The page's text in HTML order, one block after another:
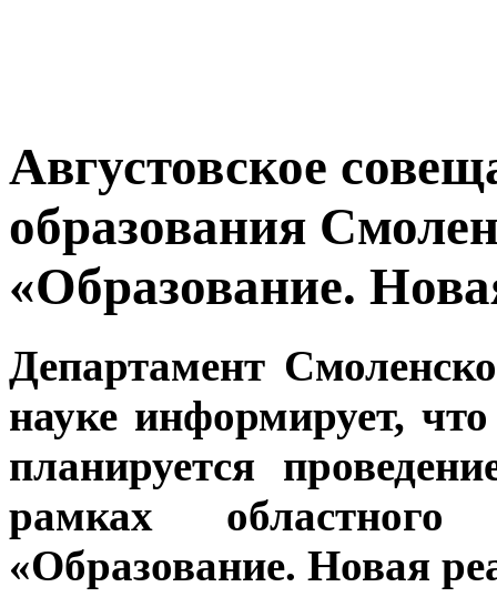
Августовское
образования
«Образование.
Департамент
науке информирует,
планируется
рамках областного
«Образование. Новая